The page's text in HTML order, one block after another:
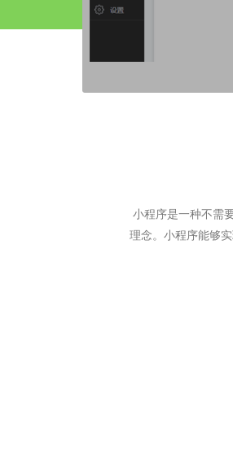
小程序是一种不需
理念。小程序能够